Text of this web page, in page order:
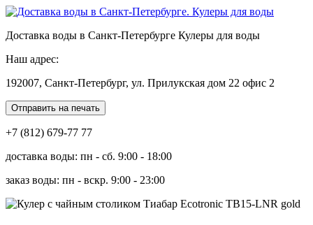
Доставка воды в Санкт-Петербурге Кулеры для воды
Наш адрес:
192007, Санкт-Петербург, ул. Прилукская дом 22 офис 2
Отправить на печать
+7 (812) 679-77 77
доставка воды: пн - сб. 9:00 - 18:00
заказ воды: пн - вскр. 9:00 - 23:00